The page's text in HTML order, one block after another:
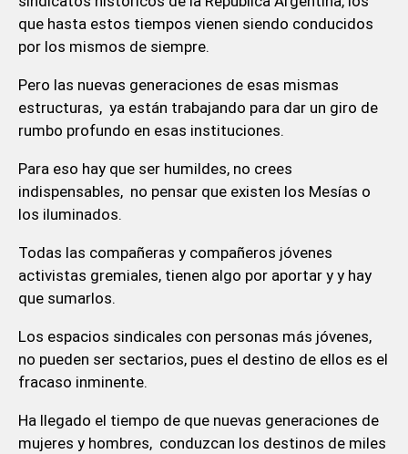
que hasta estos tiempos vienen siendo conducidos
por los mismos de siempre.
Pero las nuevas generaciones de esas mismas
estructuras, ya están trabajando para dar un giro de
rumbo profundo en esas instituciones.
Para eso hay que ser humildes, no crees
indispensables, no pensar que existen los Mesías o
los iluminados.
Todas las compañeras y compañeros jóvenes
activistas gremiales, tienen algo por aportar y y hay
que sumarlos.
Los espacios sindicales con personas más jóvenes,
no pueden ser sectarios, pues el destino de ellos es el
fracaso inminente.
Ha llegado el tiempo de que nuevas generaciones de
mujeres y hombres, conduzcan los destinos de miles